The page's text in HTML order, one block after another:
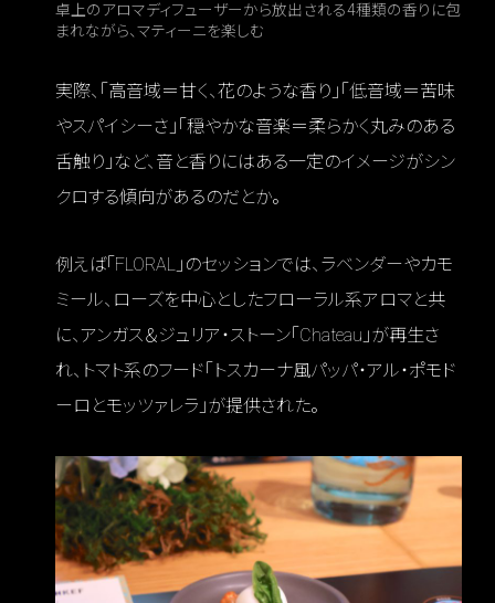
卓上のアロマディフューザーから放出される4種類の香りに包
まれながら、マティーニを楽しむ
実際、「高音域＝甘く、花のような香り」「低音域＝苦味
やスパイシーさ」「穏やかな音楽＝柔らかく丸みのある
舌触り」など、音と香りにはある一定のイメージがシン
クロする傾向があるのだとか。
例えば「FLORAL」のセッションでは、ラベンダーやカモ
ミール、ローズを中心としたフローラル系アロマと共
に、アンガス＆ジュリア・ストーン「Chateau」が再生さ
れ、トマト系のフード「トスカーナ風パッパ・アル・ポモド
ーロとモッツァレラ」が提供された。